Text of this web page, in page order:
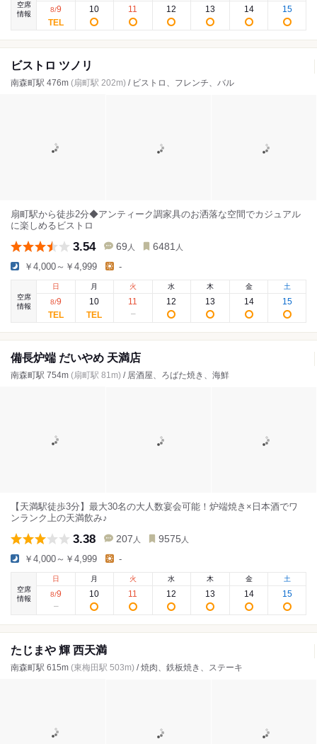
空席
情報
8/9 10 11 12 13 14 15
ビストロ ツノリ
南森町駅 476m (扇町駅 202m) / ビストロ、フレンチ、バル
扇町駅から徒歩2分◆アンティーク調家具のお洒落な空間でカジュアル
に楽しめるビストロ
3.54 69 人 6481 人
￥4,000～￥4,999 -
空席
情報
日
8/9
月
10
火
11
水
12
木
13
金
14
土
15
備長炉端 だいやめ 天満店
南森町駅 754m (扇町駅 81m) / 居酒屋、ろばた焼き、海鮮
【天満駅徒歩3分】最大30名の大人数宴会可能！炉端焼き×日本酒でワ
ンランク上の天満飲み♪
3.38 207 人 9575 人
￥4,000～￥4,999 -
空席
情報
日
8/9
月
10
火
11
水
12
木
13
金
14
土
15
たじまや 輝 西天満
南森町駅 615m (東梅田駅 503m) / 焼肉、鉄板焼き、ステーキ